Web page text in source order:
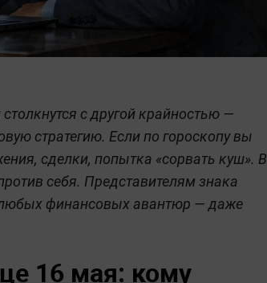
с другой крайностью —
стратегию. Если по гороскопу вы
сделки, попытка «сорвать куш». В
себя. Представителям знака
любых финансовых авантюр — даже
16 мая: кому